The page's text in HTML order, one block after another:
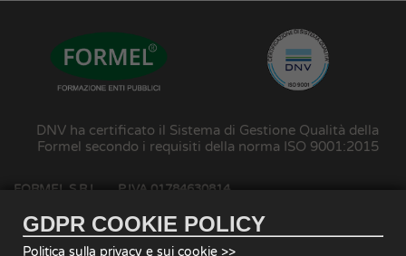
DNV ha certificato il Sistema di Gestione Qualità della
Formel secondo i requisiti della norma ISO 9001:2015
FORMEL S.R.L.
P.IVA 01784630814
Milano 20124, Via Vitruvio, 43 - Tel. 02 62690710
SEDE AMMINISTRATIVA - OPERATIVA
Paceco 91027, Via Drago di Ferro, 90 - Tel 0923 526400
GDPR COOKIE POLICY
Politica sulla privacy e sui cookie >>